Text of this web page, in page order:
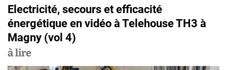
g
a
t
Electricité, secours et efficacité
énergétique en vidéo à Telehouse TH3 à
Magny (vol 4)
à lire